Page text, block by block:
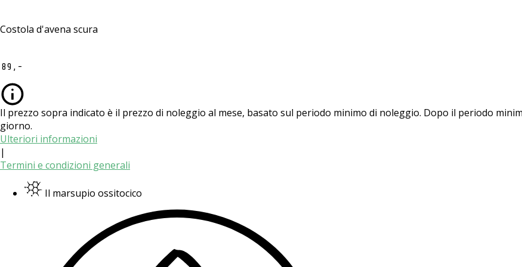
Costola d'avena scura
Il prezzo sopra indicato è il prezzo di noleggio al mese, basato sul periodo minimo di noleggio. Dopo il periodo
giorno.
Ulteriori informazioni
|
Termini e condizioni generali
Il marsupio ossitocico